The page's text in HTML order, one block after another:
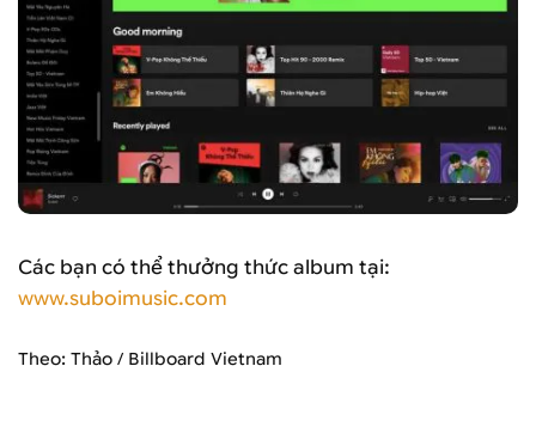
Các bạn có thể thưởng thức album tại:
www.suboimusic.com
Theo: Thảo / Billboard Vietnam